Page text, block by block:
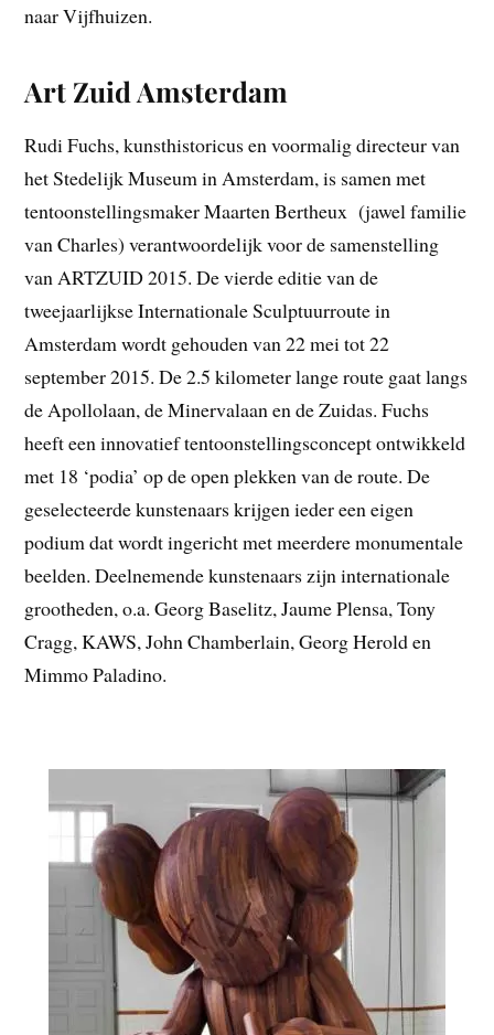
naar Vijfhuizen.
Art Zuid Amsterdam
Rudi Fuchs, kunsthistoricus en voormalig directeur van
het Stedelijk Museum in Amsterdam, is samen met
tentoonstellingsmaker Maarten Bertheux (jawel familie
van Charles) verantwoordelijk voor de samenstelling
van ARTZUID 2015. De vierde editie van de
tweejaarlijkse Internationale Sculptuurroute in
Amsterdam wordt gehouden van 22 mei tot 22
september 2015. De 2.5 kilometer lange route gaat langs
de Apollolaan, de Minervalaan en de Zuidas. Fuchs
heeft een innovatief tentoonstellingsconcept ontwikkeld
met 18 ‘podia’ op de open plekken van de route. De
geselecteerde kunstenaars krijgen ieder een eigen
podium dat wordt ingericht met meerdere monumentale
beelden. Deelnemende kunstenaars zijn internationale
grootheden, o.a. Georg Baselitz, Jaume Plensa, Tony
Cragg, KAWS, John Chamberlain, Georg Herold en
Mimmo Paladino.